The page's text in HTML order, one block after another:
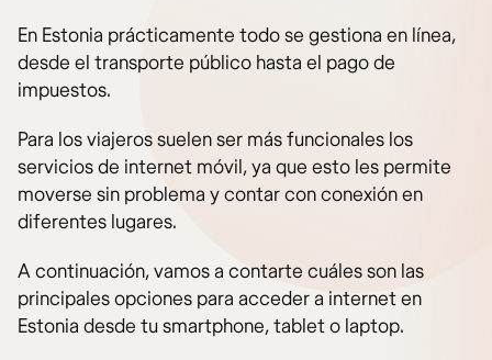
En Estonia prácticamente todo se gestiona en línea,
desde el transporte público hasta el pago de
impuestos.
Para los viajeros suelen ser más funcionales los
servicios de internet móvil, ya que esto les permite
moverse sin problema y contar con conexión en
diferentes lugares.
A continuación, vamos a contarte cuáles son las
principales opciones para acceder a internet en
Estonia desde tu smartphone, tablet o laptop.